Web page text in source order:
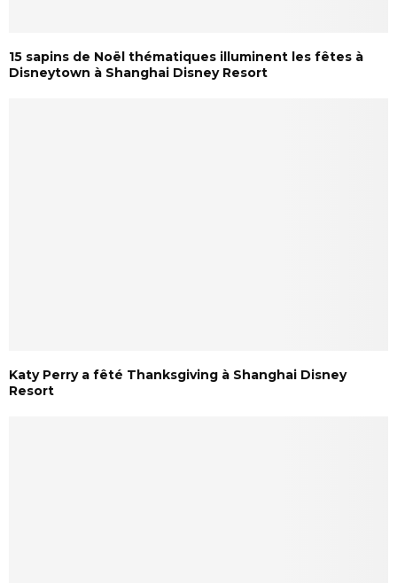
15 sapins de Noël thématiques illuminent les fêtes à
Disneytown à Shanghai Disney Resort
Katy Perry a fêté Thanksgiving à Shanghai Disney
Resort